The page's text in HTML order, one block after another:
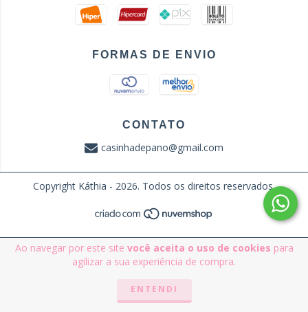
Ao navegar por este site você aceita o uso de cookies para
agilizar a sua experiência de compra.
ENTENDI
FORMAS DE ENVIO
CONTATO
casinhadepano@gmail.com
Copyright Káthia - 2026. Todos os direitos reservados.